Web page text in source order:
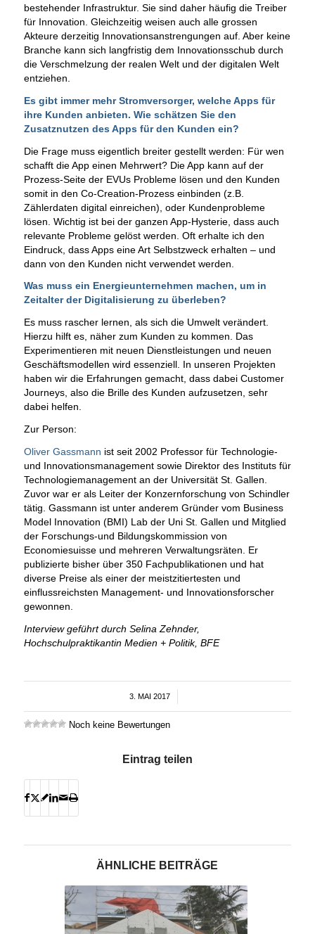
bestehender Infrastruktur. Sie sind daher häufig die Treiber
für Innovation. Gleichzeitig weisen auch alle grossen
Akteure derzeitig Innovationsanstrengungen auf. Aber keine
Branche kann sich langfristig dem Innovationsschub durch
die Verschmelzung der realen Welt und der digitalen Welt
entziehen
Es gibt immer mehr Stromversorger, welche Apps für
ihre Kunden anbieten. Wie schätzen Sie den
Zusatznutzen des Apps für den Kunden ein?
Die Frage muss eigentlich breiter gestellt werden: Für wen
schafft die App einen Mehrwert? Die App kann auf der
Prozess-Seite der EVUs Probleme lösen und den Kunden
somit in den Co-Creation-Prozess einbinden (z.B.
Zählerdaten digital einreichen), oder Kundenprobleme
lösen. Wichtig ist bei der ganzen App-Hysterie, dass auch
relevante Probleme gelöst werden. Oft erhalte ich den
Eindruck, dass Apps eine Art Selbstzweck erhalten – und
dann von den Kunden nicht verwendet werden.
Was muss ein Energieunternehmen machen, um in
Zeitalter der Digitalisierung zu überleben?
Es muss rascher lernen, als sich die Umwelt verändert.
Hierzu hilft es, näher zum Kunden zu kommen. Das
Experimentieren mit neuen Dienstleistungen und neuen
Geschäftsmodellen wird essenziell. In unseren Projekten
haben wir die Erfahrungen gemacht, dass dabei Customer
Journeys, also die Brille des Kunden aufzusetzen, sehr
dabei helfen.
Zur Person:
Oliver Gassmann ist seit 2002 Professor für Technologie-
und Innovationsmanagement sowie Direktor des Instituts für
Technologiemanagement an der Universität St. Gallen.
Zuvor war er als Leiter der Konzernforschung von Schindler
tätig. Gassmann ist unter anderem Gründer vom Business
Model Innovation (BMI) Lab der Uni St. Gallen und Mitglied
der Forschungs-und Bildungskommission von
Economiesuisse und mehreren Verwaltungsräten. Er
publizierte bisher über 350 Fachpublikationen und hat
diverse Preise als einer der meistzitiertesten und
einflussreichsten Management- und Innovationsforscher
gewonnen.
Interview geführt durch Selina Zehnder,
Hochschulpraktikantin Medien + Politik, BFE
3. MAI 2017
/
Noch keine Bewertungen
Eintrag teilen
ÄHNLICHE BEITRÄGE